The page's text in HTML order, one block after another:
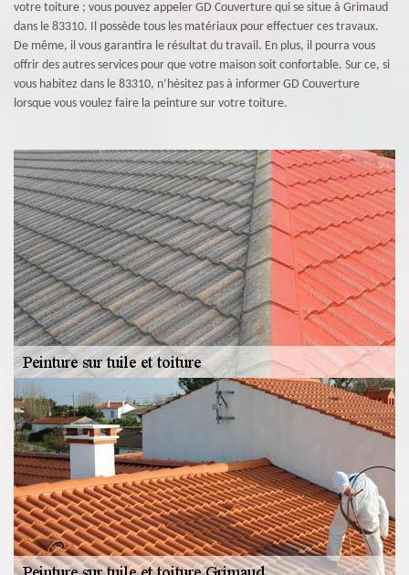
votre toiture ; vous pouvez appeler GD Couverture qui se situe à Grimaud
dans le 83310. Il possède tous les matériaux pour effectuer ces travaux.
De même, il vous garantira le résultat du travail. En plus, il pourra vous
offrir des autres services pour que votre maison soit confortable. Sur ce, si
vous habitez dans le 83310, n’hésitez pas à informer GD Couverture
lorsque vous voulez faire la peinture sur votre toiture.